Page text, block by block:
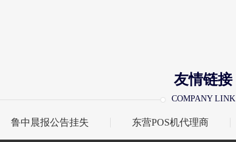
友情链接
COMPANY LINK
鲁中晨报公告挂失 东营POS机代理商